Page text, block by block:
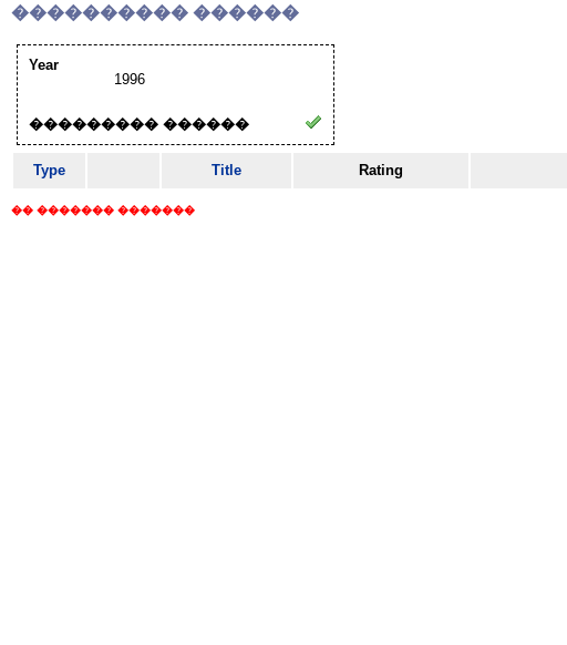
���������� ������
Year
1996
��������� ������
Type Title Rating
�� ������� �������